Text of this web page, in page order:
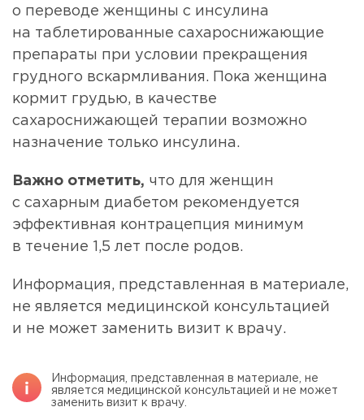
о переводе женщины с инсулина
на таблетированные сахароснижающие
препараты при условии прекращения
грудного вскармливания. Пока женщина
кормит грудью, в качестве
сахароснижающей терапии возможно
назначение только инсулина.
Важно отметить, что для женщин
с сахарным диабетом рекомендуется
эффективная контрацепция минимум
в течение 1,5 лет после родов.
Информация, представленная в материале,
не является медицинской консультацией
и не может заменить визит к врачу.
Информация, представленная в материале, не
является медицинской консультацией и не может
заменить визит к врачу.